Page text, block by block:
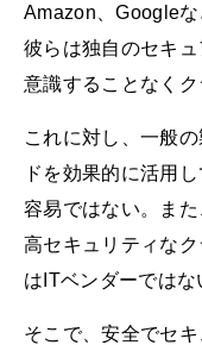
Amazon、Googleな
彼らは独自のセキ
意識することなくク
これに対し、一般
ドを効果的に活用
容易ではない。ま
高セキュリティな
はITベンダーではな
そこで、安全でセ